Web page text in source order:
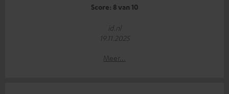
Score: 8 van 10
id.nl
19.11.2025
Meer...